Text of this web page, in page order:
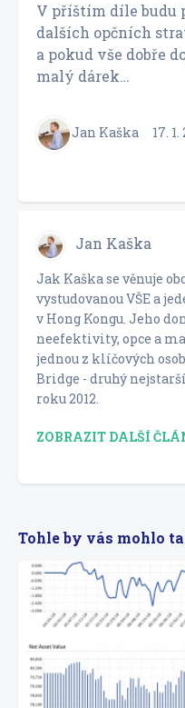
V příštím díle budu
dalších opčních
a pokud vše dobře
malý dárek…
Jan Kaška 17. 1.
Jan Kaška
Jak Kaška se věnuje
vystudovanou VŠE a
v Hong Kongu. Jeho
neefektivity, opce a
jednou z klíčových
Bridge - druhý
roku 2012.
ZOBRAZIT DALŠÍ
Tohle by vás mohlo